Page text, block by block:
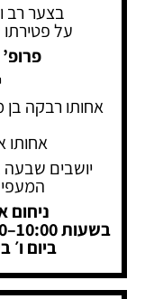
בצער רב
על פטירתו
אחותו רבקה
אחותו
יושבים
המעפילים 19,
ניחום
בשעות 10:00–13:00 ובשעות 17:00–20:00
ביום ו׳ בשעות